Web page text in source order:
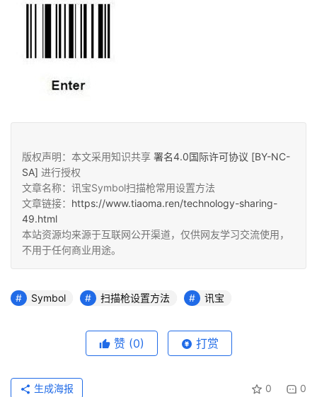
版权声明：本文采用知识共享 署名4.0国际许可协议 [BY-NC-
SA] 进行授权
文章名称：讯宝Symbol扫描枪常用设置方法
文章链接： https://www.tiaoma.ren/technology-sharing-
49.html
本站资源均来源于互联网公开渠道，仅供网友学习交流使用，
不用于任何商业用途。
Symbol 扫描枪设置方法 讯宝
赞 (0) 打赏
0 0
生成海报